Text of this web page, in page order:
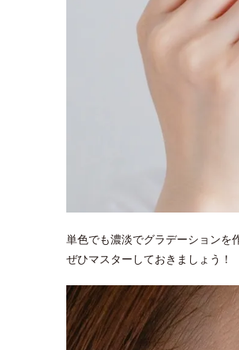
単色でも濃淡でグラデーションを
ぜひマスターしておきましょう！